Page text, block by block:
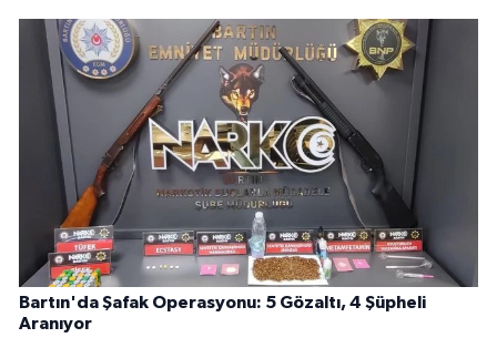
Bartın'da Şafak Operasyonu: 5 Gözaltı, 4 Şüpheli
Aranıyor